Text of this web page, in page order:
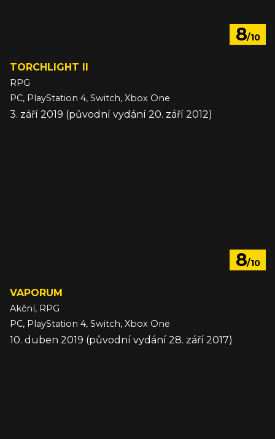
8/10
TORCHLIGHT II
RPG
PC, PlayStation 4, Switch, Xbox One
3. září 2019 (původní vydání 20. září 2012)
8/10
VAPORUM
Akční, RPG
PC, PlayStation 4, Switch, Xbox One
10. duben 2019 (původní vydání 28. září 2017)